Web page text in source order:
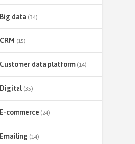
Big data (34)
CRM (15)
Customer data platform(14)
Digital(35)
E-commerce (24)
Emailing (14)